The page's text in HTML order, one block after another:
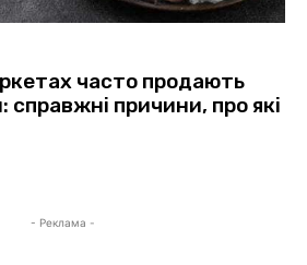
часто продають
справжні причини, про які
- Реклама -